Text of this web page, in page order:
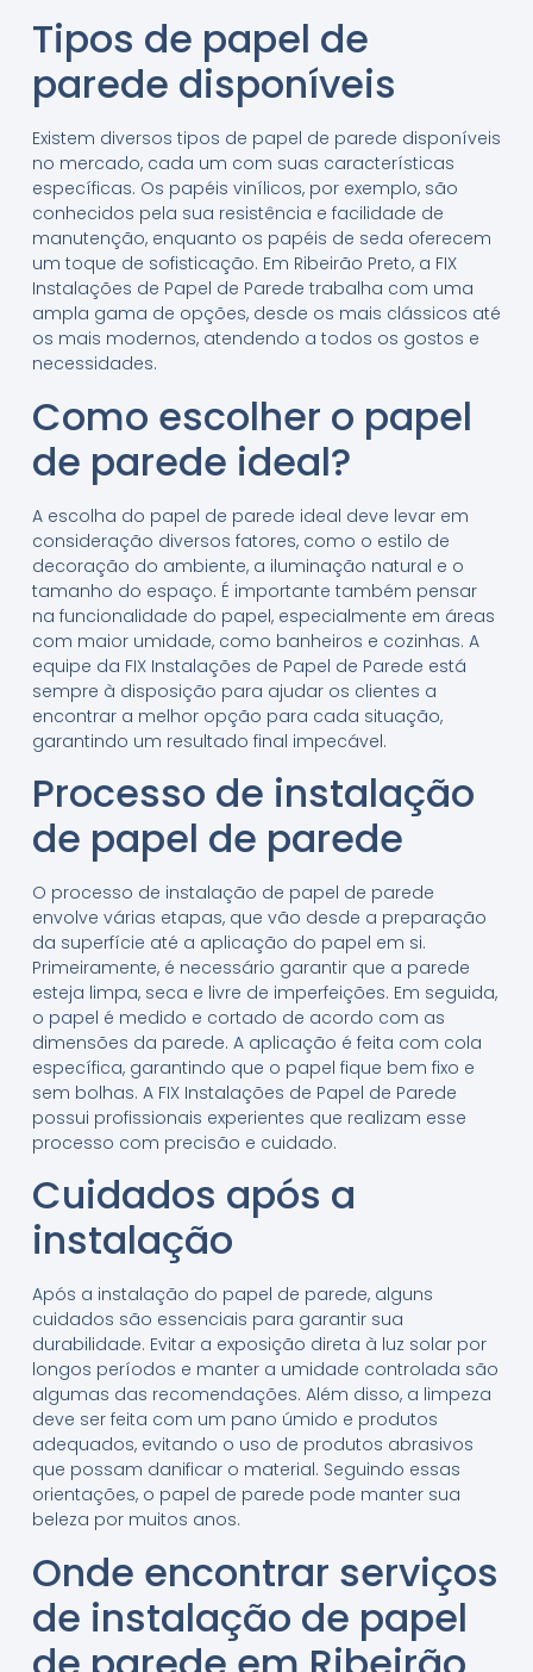
Tipos de papel de
parede disponíveis
Existem diversos tipos de papel de parede disponíveis
no mercado, cada um com suas características
específicas. Os papéis vinílicos, por exemplo, são
conhecidos pela sua resistência e facilidade de
manutenção, enquanto os papéis de seda oferecem
um toque de sofisticação. Em Ribeirão Preto, a FIX
Instalações de Papel de Parede trabalha com uma
ampla gama de opções, desde os mais clássicos até
os mais modernos, atendendo a todos os gostos e
necessidades.
Como escolher o papel
de parede ideal?
A escolha do papel de parede ideal deve levar em
consideração diversos fatores, como o estilo de
decoração do ambiente, a iluminação natural e o
tamanho do espaço. É importante também pensar
na funcionalidade do papel, especialmente em áreas
com maior umidade, como banheiros e cozinhas. A
equipe da FIX Instalações de Papel de Parede está
sempre à disposição para ajudar os clientes a
encontrar a melhor opção para cada situação,
garantindo um resultado final impecável.
Processo de instalação
de papel de parede
O processo de instalação de papel de parede
envolve várias etapas, que vão desde a preparação
da superfície até a aplicação do papel em si.
Primeiramente, é necessário garantir que a parede
esteja limpa, seca e livre de imperfeições. Em seguida,
o papel é medido e cortado de acordo com as
dimensões da parede. A aplicação é feita com cola
específica, garantindo que o papel fique bem fixo e
sem bolhas. A FIX Instalações de Papel de Parede
possui profissionais experientes que realizam esse
processo com precisão e cuidado.
Cuidados após a
instalação
Após a instalação do papel de parede, alguns
cuidados são essenciais para garantir sua
durabilidade. Evitar a exposição direta à luz solar por
longos períodos e manter a umidade controlada são
algumas das recomendações. Além disso, a limpeza
deve ser feita com um pano úmido e produtos
adequados, evitando o uso de produtos abrasivos
que possam danificar o material. Seguindo essas
orientações, o papel de parede pode manter sua
beleza por muitos anos.
Onde encontrar serviços
de instalação de papel